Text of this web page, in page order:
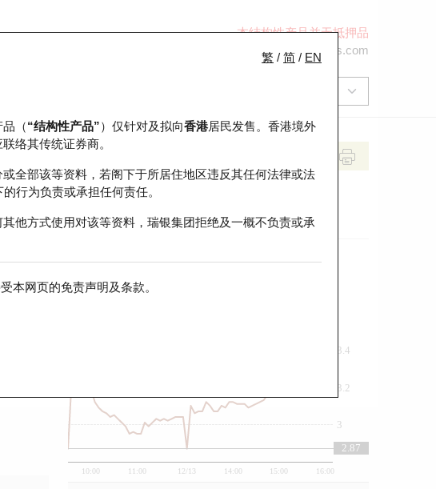
本结构性产品并无抵押品
ol-hkwarrants@ubs.com
繁 / 简 / EN
（“结构性产品”）仅针对及拟向香港居民发售。香港境外
络其传统证券商。
全部该等资料，若阁下于所居住地区违反其任何法律或法
行为负责或承担任何责任。
他方式使用对该等资料，瑞银集团拒绝及一概不负责或承
本网页的免责声明及条款。
10:00 11:00 12/13 14:00 15:00 16:00
3
3.2
3.4
2.87